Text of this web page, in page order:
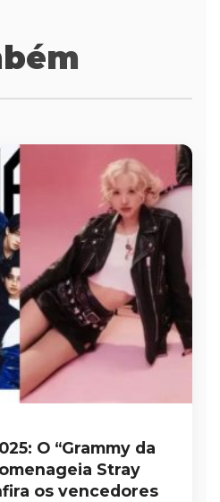
O “Grammy da
Stray
os vencedores